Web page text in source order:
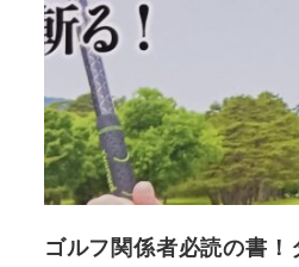
ゴルフ関係者必読の書！